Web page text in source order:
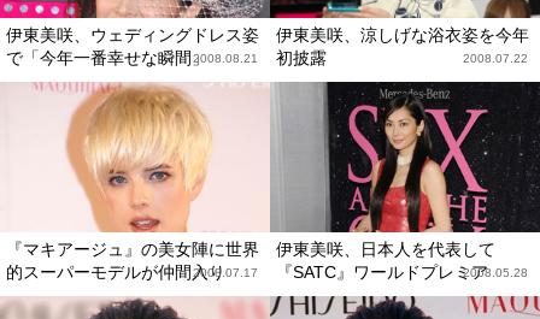
伊東美咲、ウェディングドレス姿
で「今年一番幸せな瞬間」2008.08.21
伊東美咲、涼しげな浴衣姿を今年
初披露
2008.07.22
『マキアージュ』の美女陣に世界
的スーパーモデルが仲間入り2008.07.17
伊東美咲、日本人を代表して
『SATC』ワールドプレミア2008.05.28